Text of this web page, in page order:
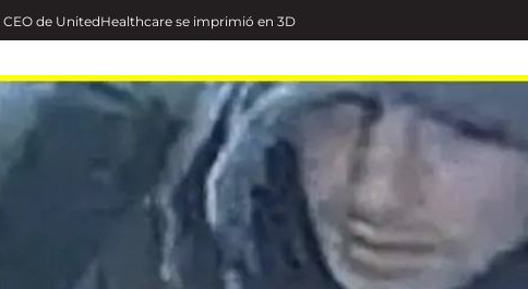
de UnitedHealthcare se imprimió en 3D